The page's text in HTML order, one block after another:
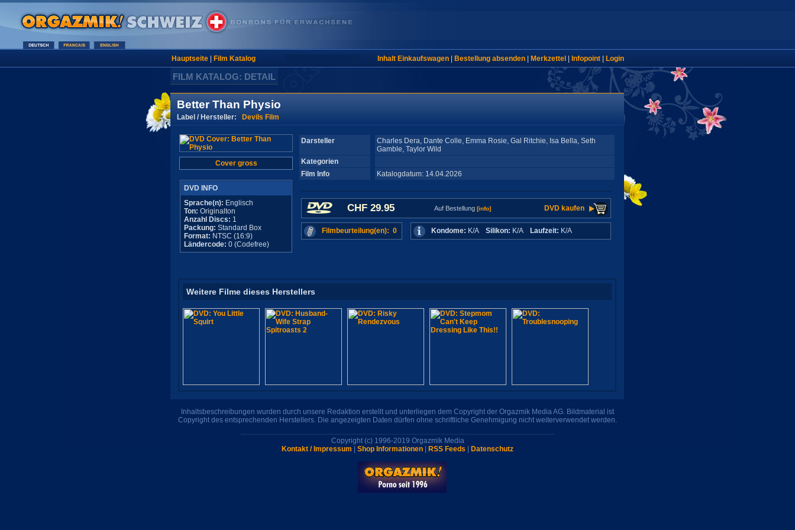
Hauptseite| Film Katalog Inhalt Einkaufswagen| Bestellung absenden| Merkzettel Infopoint| Login
FILM KATALOG: DETAIL
Better Than Physio
Label / Hersteller: Devils Film
Cover gross
DVD INFO
Sprache(n): Englisch
Ton: Originalton
Anzahl Discs: 1
Packung: Standard Box
Format: NTSC (16:9)
Ländercode: 0 (Codefree)
Darsteller
Charles Dera, Dante Colle, Emma Rosie, Gal Ritchie, Isa Bella, Seth
Gamble, Taylor Wild
Kategorien
Film Info
Katalogdatum: 14.04.2026
CHF 29.95 Auf Bestellung [info] DVD kaufen
Filmbeurteilung(en): 0 Kondome: K/A Silikon: K/A Laufzeit: K/A
Weitere Filme dieses Herstellers
Inhaltsbeschreibungen wurden durch unsere Redaktion erstellt und unterliegen dem Copyright der Orgazmik Media AG. Bildmaterial ist
Copyright des entsprechenden Herstellers. Die angezeigten Daten dürfen ohne schriftliche Genehmigung nicht weiterverwendet werden.
Copyright (c) 1996-2019 Orgazmik Media
Kontakt / Impressum
Shop Informationen RSS Feeds Datenschutz